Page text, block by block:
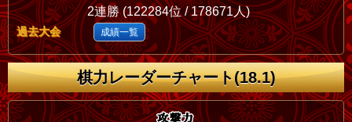
2連勝 (122284位 / 178671人)
過去大会 成績一覧
棋力レーダーチャート(18.1)